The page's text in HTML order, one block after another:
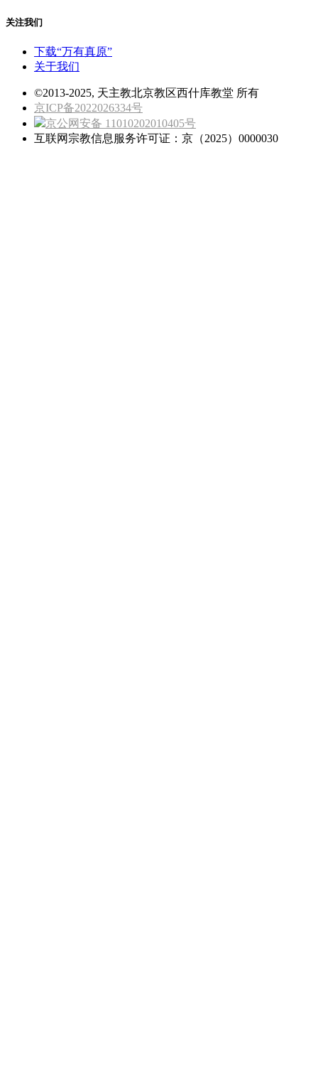
关注我们
下载“万有真原”
关于我们
©2013-2025, 天主教北京教区西什库教堂 所有
京ICP备2022026334号
京公网安备 11010202010405号
互联网宗教信息服务许可证：京（2025）0000030